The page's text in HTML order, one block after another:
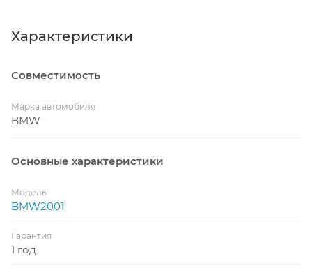
Характеристики
Совместимость
Марка автомобиля
BMW
Основные характеристики
Модель
BMW2001
Гарантия
1 год